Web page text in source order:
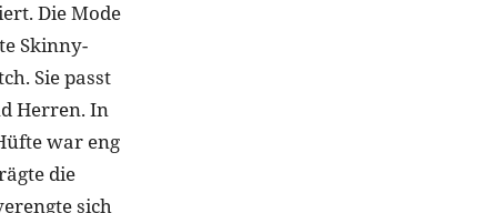
Die Mode
Skinny-
Sie passt
Herren. In
war eng
die
sich